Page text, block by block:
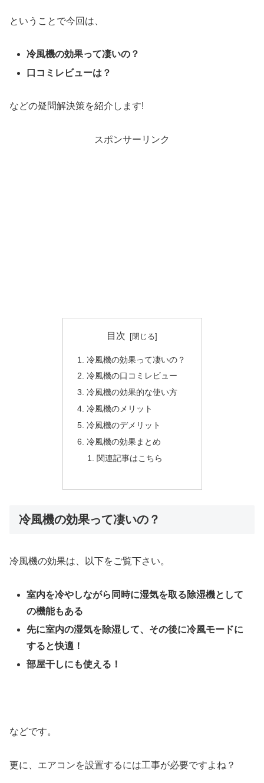
ということで今回は、
冷風機の効果って凄いの？
口コミレビューは？
などの疑問解決策を紹介します!
スポンサーリンク
目次
冷風機の効果って凄いの？
冷風機の口コミレビュー
冷風機の効果的な使い方
冷風機のメリット
冷風機のデメリット
冷風機の効果まとめ
関連記事はこちら
冷風機の効果って凄いの？
冷風機の効果は、以下をご覧下さい。
室内を冷やしながら同時に湿気を取る除湿機として
の機能もある
先に室内の湿気を除湿して、その後に冷風モードに
すると快適！
部屋干しにも使える！
などです。
更に、エアコンを設置するには工事が必要ですよね？